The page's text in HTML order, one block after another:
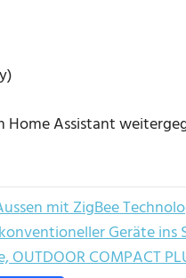
Home Assistant
mit ZigBee
Geräte ins
COMPACT